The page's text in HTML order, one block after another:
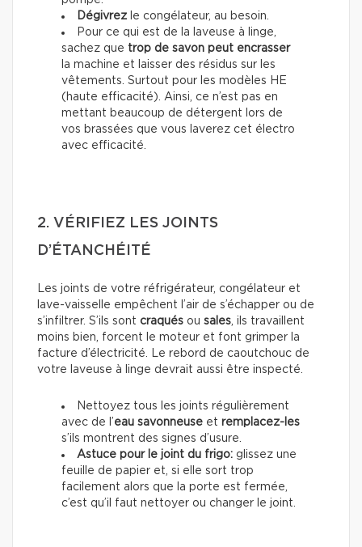
Dégivrez le congélateur, au besoin.
Pour ce qui est de la laveuse à linge,
sachez que trop de savon peut encrasser
la machine et laisser des résidus sur les
vêtements. Surtout pour les modèles HE
(haute efficacité). Ainsi, ce n’est pas en
mettant beaucoup de détergent lors de
vos brassées que vous laverez cet électro
avec efficacité.
2. VÉRIFIEZ LES JOINTS
D’ÉTANCHÉITÉ
Les joints de votre réfrigérateur, congélateur et
lave-vaisselle empêchent l’air de s’échapper ou de
s’infiltrer. S’ils sont craqués ou sales, ils travaillent
moins bien, forcent le moteur et font grimper la
facture d’électricité. Le rebord de caoutchouc de
votre laveuse à linge devrait aussi être inspecté.
Nettoyez tous les joints régulièrement
avec de l’eau savonneuse et remplacez-les
s’ils montrent des signes d’usure.
Astuce pour le joint du frigo: glissez une
feuille de papier et, si elle sort trop
facilement alors que la porte est fermée,
c’est qu’il faut nettoyer ou changer le joint.